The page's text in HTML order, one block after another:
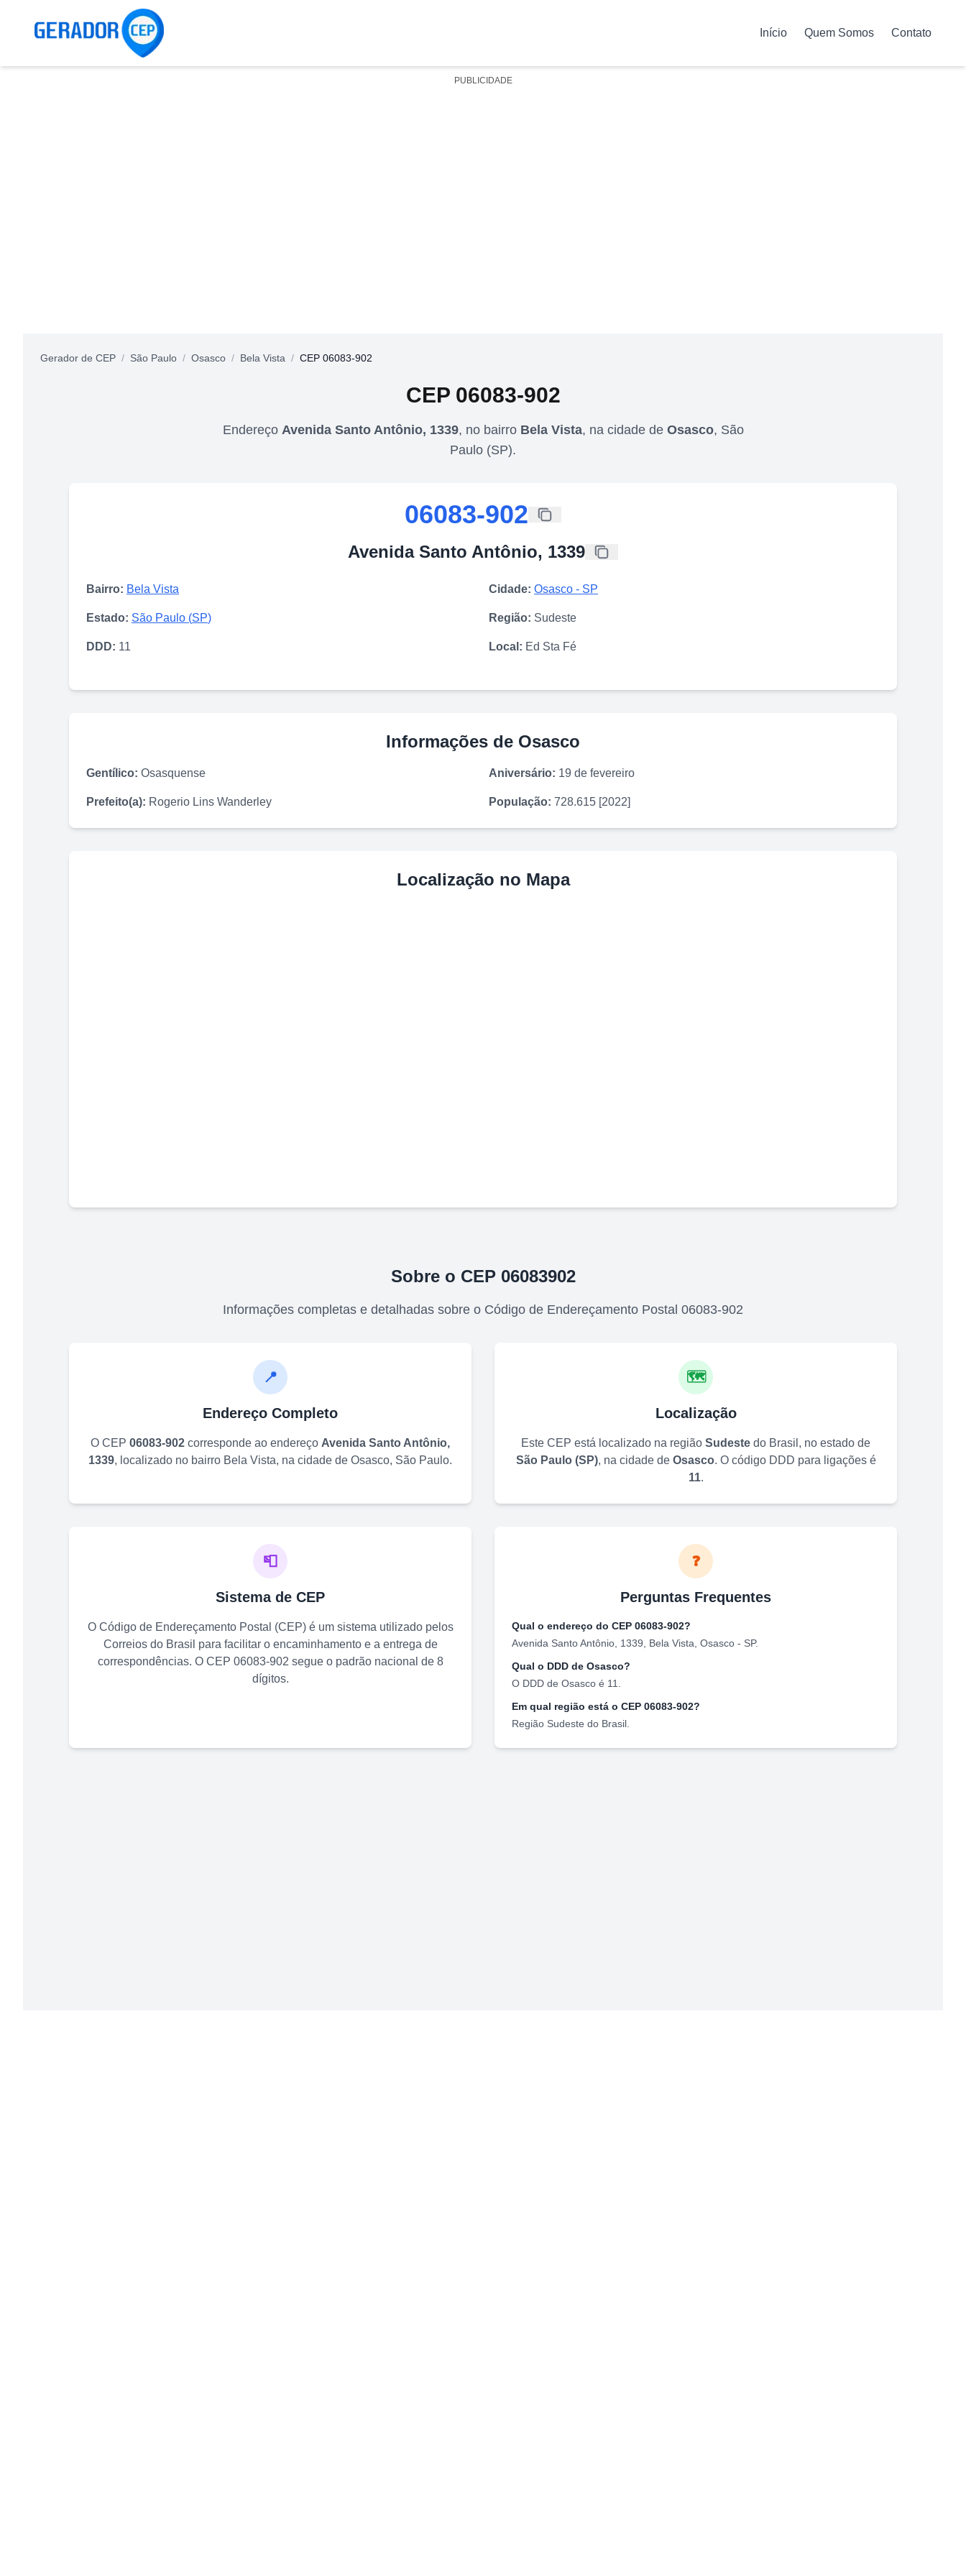
Início Quem Somos Contato
PUBLICIDADE
Gerador de CEP / São Paulo / Osasco / Bela Vista / CEP 06083-902
CEP 06083-902
Endereço Avenida Santo Antônio, 1339, no bairro Bela Vista, na cidade de Osasco, São
Paulo (SP).
06083-902
Avenida Santo Antônio, 1339
Bairro: Bela Vista Cidade: Osasco - SP
Estado: São Paulo (SP) Região: Sudeste
DDD: 11 Local: Ed Sta Fé
Informações de Osasco
Gentílico: Osasquense Aniversário: 19 de fevereiro
Prefeito(a): Rogerio Lins Wanderley População: 728.615 [2022]
Localização no Mapa
Sobre o CEP 06083902
Informações completas e detalhadas sobre o Código de Endereçamento Postal 06083-902
📍
Endereço Completo
O CEP 06083-902 corresponde ao endereço Avenida Santo Antônio,
1339, localizado no bairro Bela Vista, na cidade de Osasco, São Paulo.
🗺️
Localização
Este CEP está localizado na região Sudeste do Brasil, no estado de
São Paulo(SP), na cidade de Osasco. O código DDD para ligações é
11.
📮
Sistema de CEP
O Código de Endereçamento Postal (CEP) é um sistema utilizado pelos
Correios do Brasil para facilitar o encaminhamento e a entrega de
correspondências. O CEP 06083-902 segue o padrão nacional de 8
dígitos.
❓
Perguntas Frequentes
Qual o endereço do CEP 06083-902?
Avenida Santo Antônio, 1339
Bela Vista Osasco - SP.
Qual o DDD de Osasco?
O DDD de Osasco é 11
Em qual região está o CEP 06083-902?
Região Sudeste do Brasil.